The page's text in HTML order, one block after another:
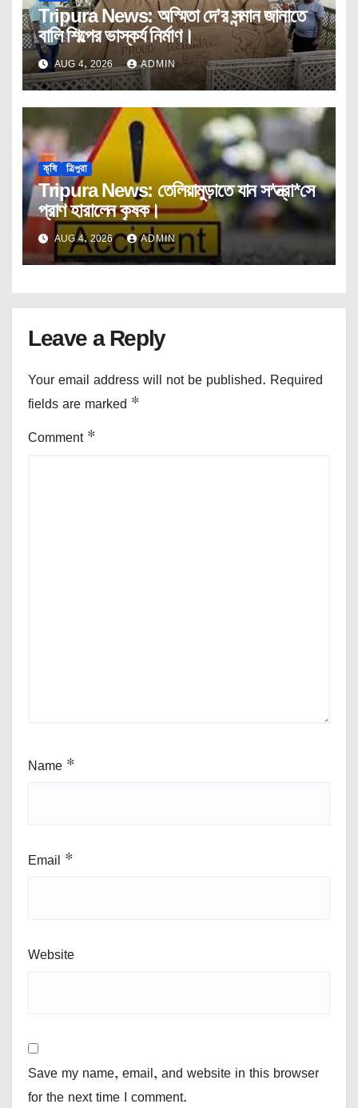
Tripura News: অস্মিতা দে’র সন্মান জানাতে
বালি শিল্পের ভাস্কর্য নির্মাণ।
AUG 4, 2026 ADMIN
কৃষি ত্রিপুরা
Tripura News: তেলিয়ামুড়াতে যান স*ন্ত্রা*সে
প্রাণ হারালেন কৃষক।
AUG 4, 2026 ADMIN
Leave a Reply
Your email address will not be published. Required
fields are marked *
Comment *
Name *
Email *
Website
Save my name, email, and website in this browser
for the next time I comment.